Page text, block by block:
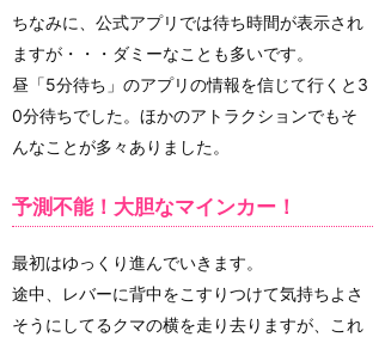
ちなみに、公式アプリでは待ち時間が表示され
ますが・・・ダミーなことも多いです。
昼「5分待ち」のアプリの情報を信じて行くと3
0分待ちでした。ほかのアトラクションでもそ
んなことが多々ありました。
予測不能！大胆なマインカー！
最初はゆっくり進んでいきます。
途中、レバーに背中をこすりつけて気持ちよさ
そうにしてるクマの横を走り去りますが、これ